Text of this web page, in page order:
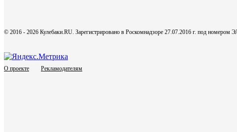
© 2016 - 2026 Кулебаки.RU. Зарегистрировано в Роскомнадзоре 27.07.2016 г. под
О проекте Рекламодателям